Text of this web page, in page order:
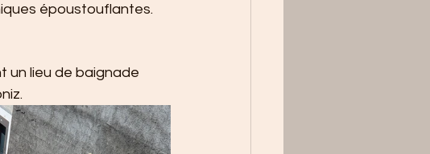
époustouflantes.
un lieu de baignade